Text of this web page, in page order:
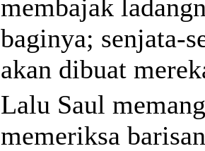
membajak
baginya; senjata-
akan dibuat
Lalu Saul
memeriksa